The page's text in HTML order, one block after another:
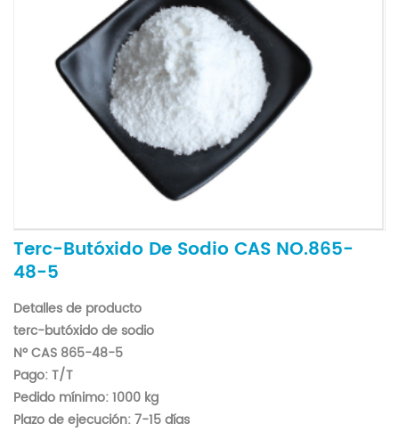
Terc-Butóxido De Sodio CAS NO.865-
48-5
Detalles de producto
terc-butóxido de sodio
Nº CAS 865-48-5
Pago: T/T
Pedido mínimo: 1000 kg
Plazo de ejecución: 7-15 días